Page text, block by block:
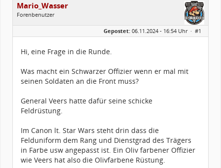
Mario_Wasser
Forenbenutzer
Geschlecht:
Beiträge:
13
Legion-ID:
1102
Kostüme:
Im Profil...
Gepostet: 06.11.2024 - 16:54 Uhr · #1
Hi, eine Frage in die Runde.
Was macht ein Schwarzer Offizier wenn er mal mit
seinen Soldaten an die Front muss?
General Veers hatte dafür seine schicke
Feldrüstung.
Im Canon lt. Star Wars steht drin dass die
Felduniform dem Rang und Dienstgrad des Trägers
in Farbe usw angepasst ist. Ein Oliv farbener Offizier
wie Veers hat also die Olivfarbene Rüstung.